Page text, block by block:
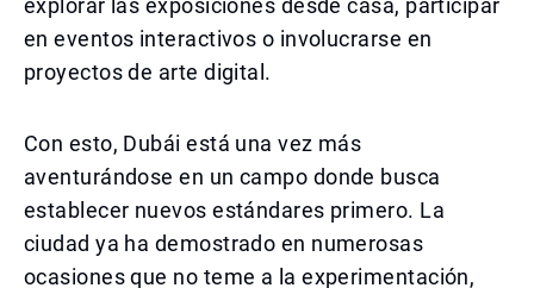
explorar las exposiciones desde casa, participar
en eventos interactivos o involucrarse en
proyectos de arte digital.
Con esto, Dubái está una vez más
aventurándose en un campo donde busca
establecer nuevos estándares primero. La
ciudad ya ha demostrado en numerosas
ocasiones que no teme a la experimentación,